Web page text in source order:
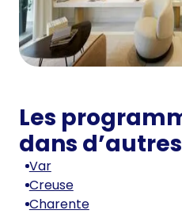
Les
dans
Var
Creuse
Charente